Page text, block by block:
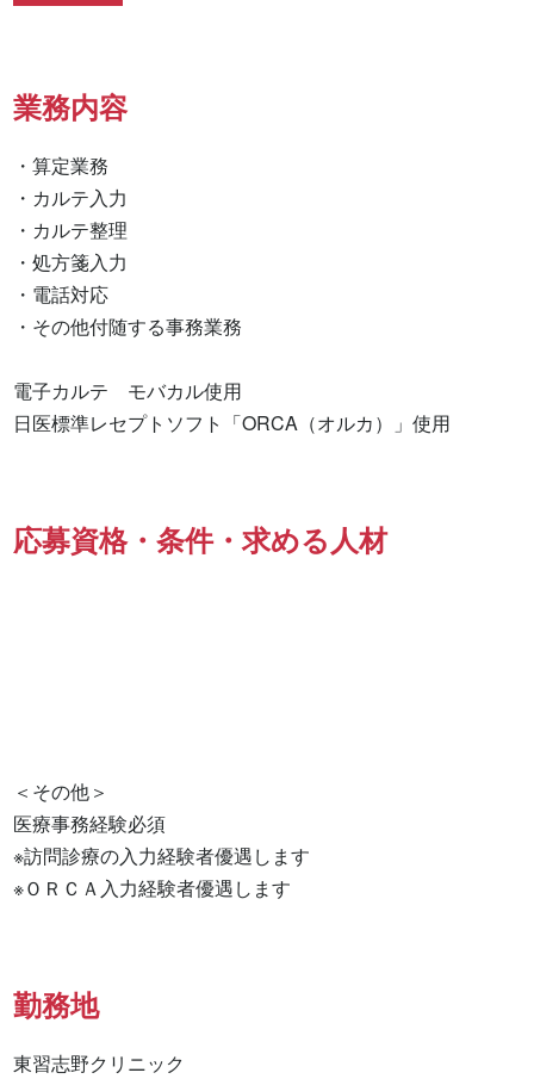
業務内容
・算定業務
・カルテ入力
・カルテ整理
・処方箋入力
・電話対応
・その他付随する事務業務
電子カルテ　モバカル使用
日医標準レセプトソフト「ORCA（オルカ）」使用
応募資格・条件・求める人材
＜その他＞
医療事務経験必須
※訪問診療の入力経験者優遇します
※ＯＲＣＡ入力経験者優遇します
勤務地
東習志野クリニック